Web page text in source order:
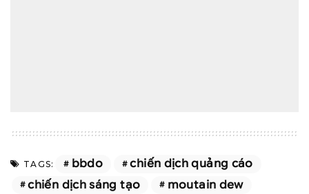
TAGS: bbdo
chiến dịch quảng cáo
chiến dịch sáng tạo
moutain dew